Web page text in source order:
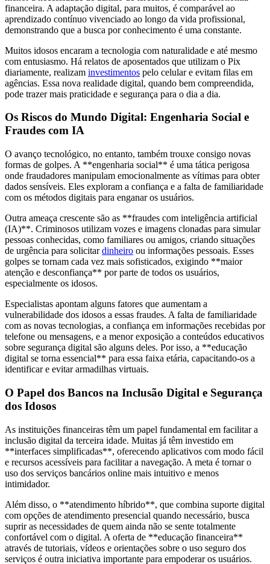
financeira. A adaptação digital, para muitos, é comparável ao
aprendizado contínuo vivenciado ao longo da vida profissional,
demonstrando que a busca por conhecimento é uma constante.
Muitos idosos encaram a tecnologia com naturalidade e até mesmo
com entusiasmo. Há relatos de aposentados que utilizam o Pix
diariamente, realizam investimentos pelo celular e evitam filas em
agências. Essa nova realidade digital, quando bem compreendida,
pode trazer mais praticidade e segurança para o dia a dia.
Os Riscos do Mundo Digital: Engenharia Social e
Fraudes com IA
O avanço tecnológico, no entanto, também trouxe consigo novas
formas de golpes. A **engenharia social** é uma tática perigosa
onde fraudadores manipulam emocionalmente as vítimas para obter
dados sensíveis. Eles exploram a confiança e a falta de familiaridade
com os métodos digitais para enganar os usuários.
Outra ameaça crescente são as **fraudes com inteligência artificial
(IA)**. Criminosos utilizam vozes e imagens clonadas para simular
pessoas conhecidas, como familiares ou amigos, criando situações
de urgência para solicitardinheiro ou informações pessoais. Esses
golpes se tornam cada vez mais sofisticados, exigindo **maior
atenção e desconfiança** por parte de todos os usuários,
especialmente os idosos.
Especialistas apontam alguns fatores que aumentam a
vulnerabilidade dos idosos a essas fraudes. A falta de familiaridade
com as novas tecnologias, a confiança em informações recebidas por
telefone ou mensagens, e a menor exposição a conteúdos educativos
sobre segurança digital são alguns deles. Por isso, a **educação
digital se torna essencial** para essa faixa etária, capacitando-os a
identificar e evitar armadilhas virtuais.
O Papel dos Bancos na Inclusão Digital e Segurança
dos Idosos
As instituições financeiras têm um papel fundamental em facilitar a
inclusão digital da terceira idade. Muitas já têm investido em
**interfaces simplificadas**, oferecendo aplicativos com modo fácil
e recursos acessíveis para facilitar a navegação. A meta é tornar o
uso dos serviços bancários online mais intuitivo e menos
intimidador.
Além disso, o **atendimento híbrido**, que combina suporte digital
com opções de atendimento presencial quando necessário, busca
suprir as necessidades de quem ainda não se sente totalmente
confortável com o digital. A oferta de **educação financeira**
através de tutoriais, vídeos e orientações sobre o uso seguro dos
serviços é outra iniciativa importante para empoderar os usuários.